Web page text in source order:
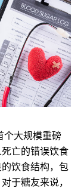
个大规模重磅
亡的错误饮食
饮食结构，包
于糖友来说，